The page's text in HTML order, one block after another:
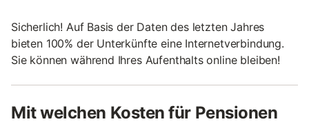
Sicherlich! Auf Basis der Daten des letzten Jahres
bieten 100% der Unterkünfte eine Internetverbindung.
Sie können während Ihres Aufenthalts online bleiben!
Mit welchen Kosten für Pensionen